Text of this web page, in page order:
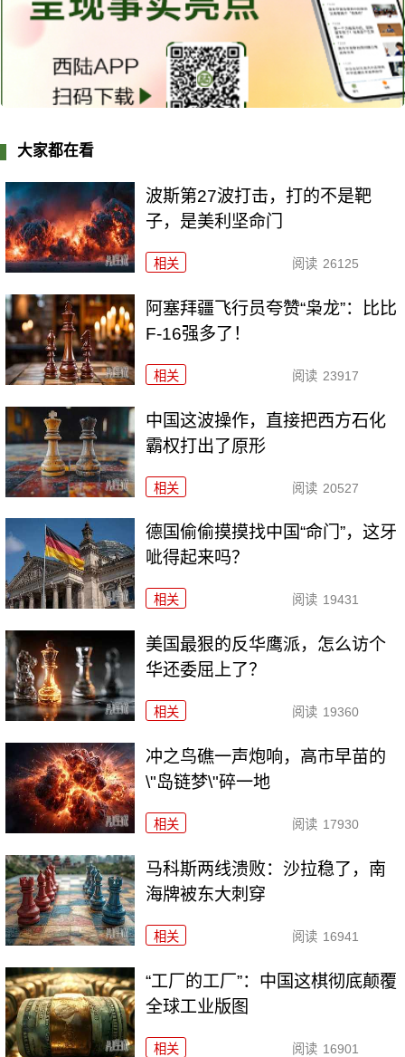
大家都在看
波斯第27波打击，打的不是靶
子，是美利坚命门
相关 阅读 26125
阿塞拜疆飞行员夸赞“枭龙”：比比
F-16强多了！
相关 阅读 23917
中国这波操作，直接把西方石化
霸权打出了原形
相关 阅读 20527
德国偷偷摸摸找中国“命门”，这牙
呲得起来吗？
相关 阅读 19431
美国最狠的反华鹰派，怎么访个
华还委屈上了？
相关 阅读 19360
冲之鸟礁一声炮响，高市早苗的
\"岛链梦\"碎一地
相关 阅读 17930
马科斯两线溃败：沙拉稳了，南
海牌被东大刺穿
相关 阅读 16941
“工厂的工厂”：中国这棋彻底颠覆
全球工业版图
相关 阅读 16901